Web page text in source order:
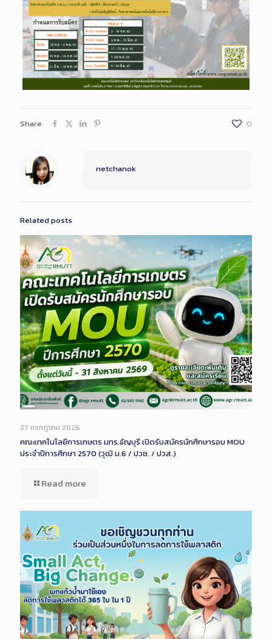
Share 0
netchanok
Related posts
Long
Description
27 กรกฎาคม 2026
คณะเทคโนโลยีการเกษตร มทร.ธัญบุรี เปิดรับสมัครนักศึกษารอบ MOU
ประจำปีการศึกษา 2570 (วุฒิ ม.6 / ปวช. / ปวส.)
Read more